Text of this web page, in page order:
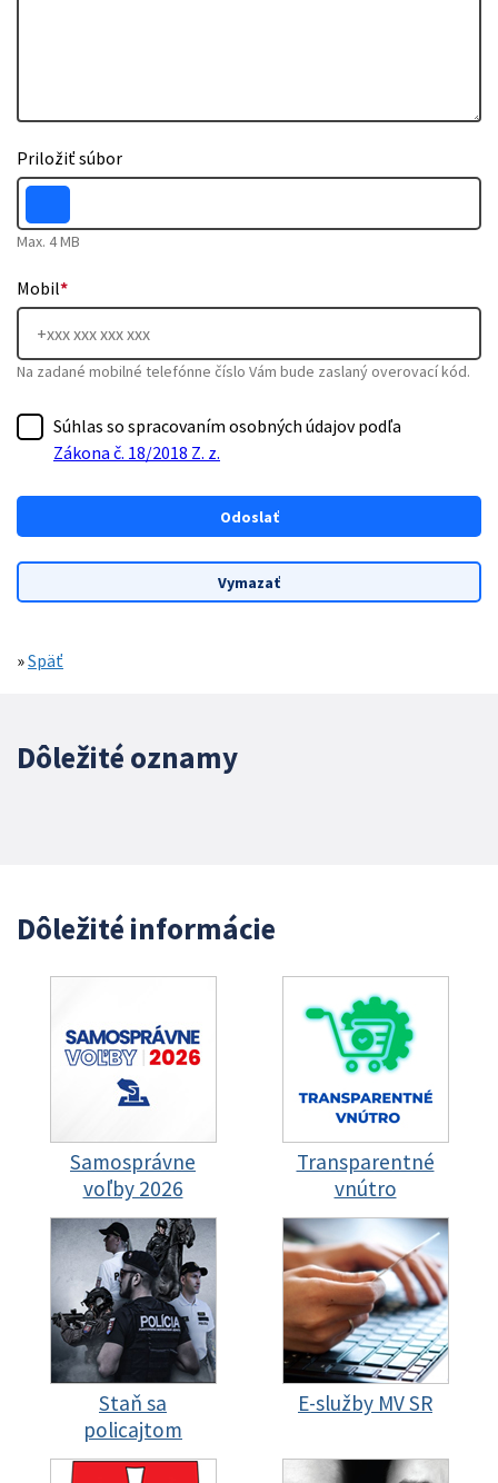
Priložiť súbor
Max. 4 MB
Mobil*
Na zadané mobilné telefónne číslo Vám bude zaslaný overovací kód.
Súhlas so spracovaním osobných údajov podľa
Zákona č. 18/2018 Z. z.
»Späť
Dôležité oznamy
Dôležité informácie
Samosprávne
voľby 2026
Transparentné
vnútro
Staň sa
policajtom
E-služby MV SR